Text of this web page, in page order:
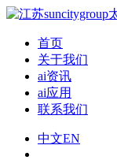
首页
关于我们
ai资讯
ai应用
联系我们
中文EN